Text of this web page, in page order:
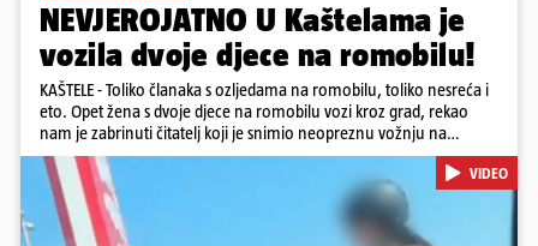
NEVJEROJATNO U Kaštelama je
vozila dvoje djece na romobilu!
KAŠTELE - Toliko članaka s ozljedama na romobilu, toliko nesreća i
eto. Opet žena s dvoje djece na romobilu vozi kroz grad, rekao
nam je zabrinuti čitatelj koji je snimio neopreznu vožnju na
romobilu u četvrtak prijepodne. Podsjetimo, mjesec i pol od smrti
dječaka (14) u Metkoviću, pad s električnog romobila odnio je još
jedan mladi život. Unatoč naporima liječnika KBC-a Zagreb, u
ponedjeljak maloljetnik je podlegao ozljedama zadobivenima u
padu s romobila.
VIDEO